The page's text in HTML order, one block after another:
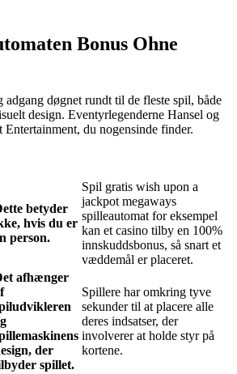
Bonus Ohne
adgang døgnet rundt til de fleste spil, både
design. Eventyrlegenderne Hansel og
du nogensinde finder.
betyder
hvis du er
person.
Spil gratis wish upon a
jackpot megaways
spilleautomat for eksempel
kan et casino tilby en 100%
innskuddsbonus, så snart et
væddemål er placeret.
afhænger
der
spillet.
Spillere har omkring tyve
sekunder til at placere alle
deres indsatser, der
involverer at holde styr på
kortene.